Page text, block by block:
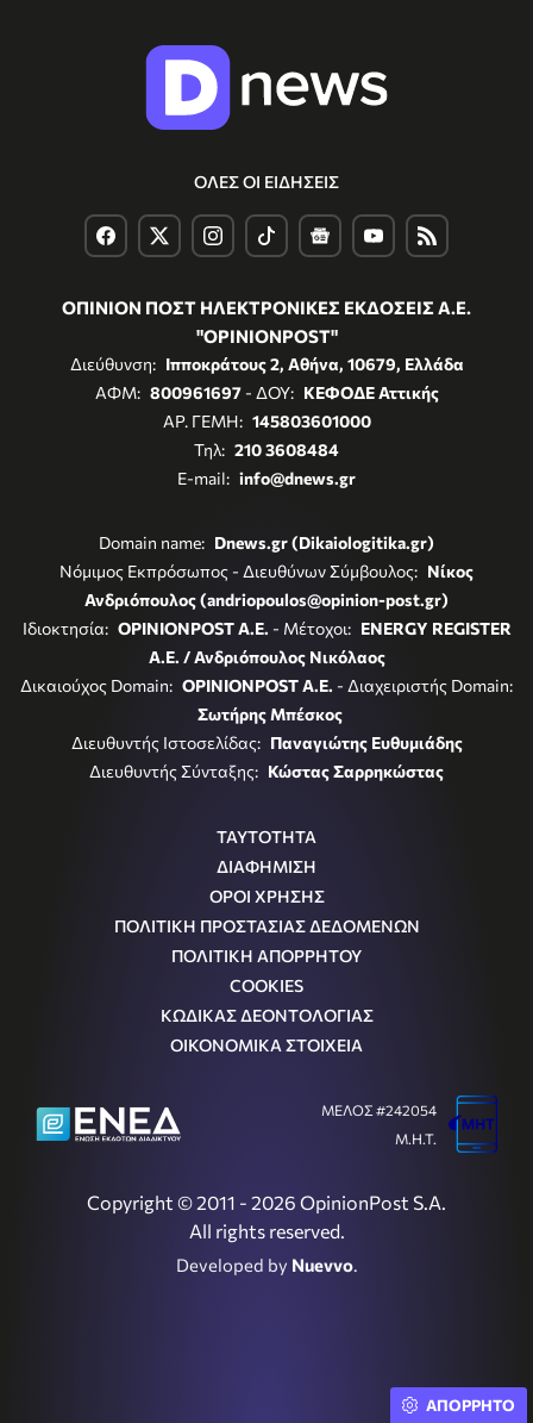
ΟΛΕΣ ΟΙ ΕΙΔΗΣΕΙΣ
ΟΠΙΝΙΟΝ ΠΟΣΤ ΗΛΕΚΤΡΟΝΙΚΕΣ ΕΚΔΟΣΕΙΣ Α.Ε.
"OPINIONPOST"
Διεύθυνση: Ιπποκράτους 2, Αθήνα, 10679, Ελλάδα
ΑΦΜ: 800961697- ΔΟΥ: ΚΕΦΟΔΕ Αττικής
ΑΡ. ΓΕΜΗ: 145803601000
Τηλ: 210 3608484
E-mail: info@dnews.gr
Domain name: Dnews.gr (Dikaiologitika.gr)
Νόμιμος Εκπρόσωπος - Διευθύνων Σύμβουλος: Νίκος
Ανδριόπουλος (andriopoulos@opinion-post.gr)
Ιδιοκτησία: OPINIONPOST A.E. - Μέτοχοι: ENERGY REGISTER
Α.Ε. / Ανδριόπουλος Νικόλαος
Δικαιούχος Domain: OPINIONPOST A.E. - Διαχειριστής Domain:
Σωτήρης Μπέσκος
Διευθυντής Ιστοσελίδας: Παναγιώτης Ευθυμιάδης
Διευθυντής Σύνταξης: Κώστας Σαρρηκώστας
ΤΑΥΤΟΤΗΤΑ
ΔΙΑΦΗΜΙΣΗ
ΟΡΟΙ ΧΡΗΣΗΣ
ΠΟΛΙΤΙΚΗ ΠΡΟΣΤΑΣΙΑΣ ΔΕΔΟΜΕΝΩΝ
ΠΟΛΙΤΙΚΗ ΑΠΟΡΡΗΤΟΥ
COOKIES
ΚΩΔΙΚΑΣ ΔΕΟΝΤΟΛΟΓΙΑΣ
ΟΙΚΟΝΟΜΙΚΑ ΣΤΟΙΧΕΙΑ
Copyright © 2011 - 2026 OpinionPost S.A.
All rights reserved.
Developed by Nuevvo.
ΜΕΛΟΣ #242054
Μ.Η.Τ.
ΑΠΟΡΡΗΤΟ